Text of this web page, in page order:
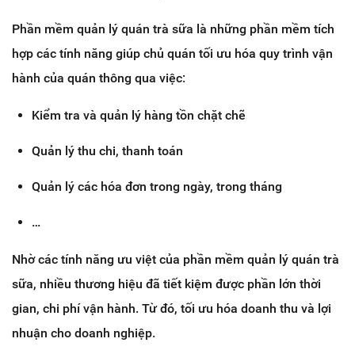
Phần mềm quản lý quán trà sữa là những phần mềm tích
hợp các tính năng giúp chủ quán tối ưu hóa quy trình vận
hành của quán thông qua việc:
Kiểm tra và quản lý hàng tồn chặt chẽ
Quản lý thu chi, thanh toán
Quản lý các hóa đơn trong ngày, trong tháng
…
Nhờ các tính năng ưu việt của phần mềm quản lý quán trà
sữa, nhiều thương hiệu đã tiết kiệm được phần lớn thời
gian, chi phí vận hành. Từ đó, tối ưu hóa doanh thu và lợi
nhuận cho doanh nghiệp.